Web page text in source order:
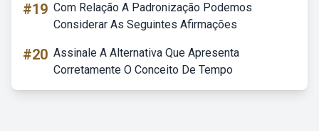
#19 Com Relação A Padronização Podemos
Considerar As Seguintes Afirmações
#20 Assinale A Alternativa Que Apresenta
Corretamente O Conceito De Tempo